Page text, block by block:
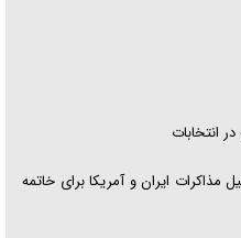
انتخابات
ایران و آمریکا برای خاتمه